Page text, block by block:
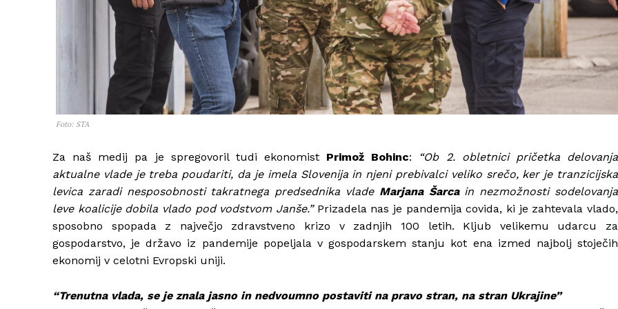
Foto: STA
Za naš medij pa je spregovoril tudi ekonomist Primož Bohinc:
“Ob 2. obletnici pričetka delovanja
aktualne vlade je treba poudariti, da je imela Slovenija in njeni prebivalci veliko srečo, ker je tranzicijska
levica zaradi nesposobnosti takratnega predsednika vlade Marjana Šarcain nezmožnosti sodelovanja
leve koalicije dobila vlado pod vodstvom Janše.”Prizadela nas je pandemija covida, ki je zahtevala vlado,
sposobno spopada z največjo zdravstveno krizo v zadnjih 100 letih. Kljub velikemu udarcu za
gospodarstvo, je državo iz pandemije popeljala v gospodarskem stanju kot ena izmed najbolj stoječih
ekonomij v celotni Evropski uniji.
“Trenutna vlada, se je znala jasno in nedvoumno postaviti na pravo stran, na stran Ukrajine”